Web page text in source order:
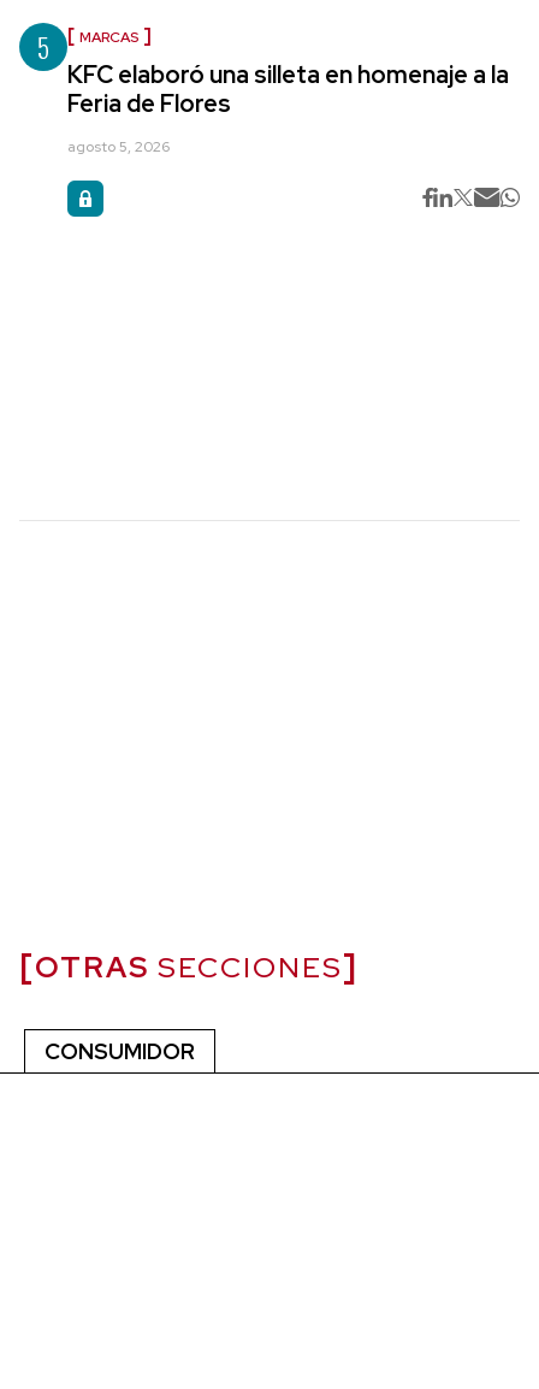
5 MARCAS
KFC elaboró una silleta en homenaje a la
Feria de Flores
agosto 5, 2026
OTRAS SECCIONES
CONSUMIDOR